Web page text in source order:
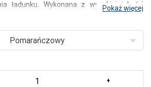
ładunku. Wykonana z wysokiej jakości
działanie czynników atmosferycznych.
Pokaż więcej
Pomarańczowy